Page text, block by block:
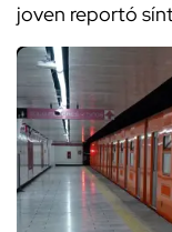
joven reportó